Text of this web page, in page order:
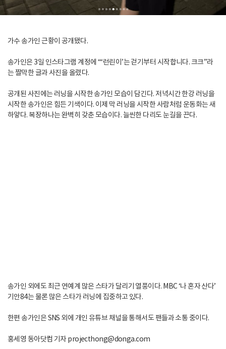
가수 송가인 근황이 공개됐다.
송가인은 3일 인스타그램 계정에 “‘런린이’는 걷기부터 시작합니다. 크크”라
는 짤막한 글과 사진을 올렸다.
공개된 사진에는 러닝을 시작한 송가인 모습이 담긴다. 저녁시간 한강 러닝을
시작한 송가인은 힘든 기색이다. 이제 막 러닝을 시작한 사람처럼 운동화는 새
하얗다. 복장하나는 완벽히 갖춘 모습이다. 늘씬한 다리도 눈길을 끈다.
송가인 외에도 최근 연예계 많은 스타가 달리기 열풍이다. MBC ‘나 혼자 산다’
기안84는 물론 많은 스타가 러닝에 집중하고 있다.
한편 송가인은 SNS 외에 개인 유튜브 채널을 통해서도 팬들과 소통 중이다.
홍세영 동아닷컴 기자 projecthong@donga.com